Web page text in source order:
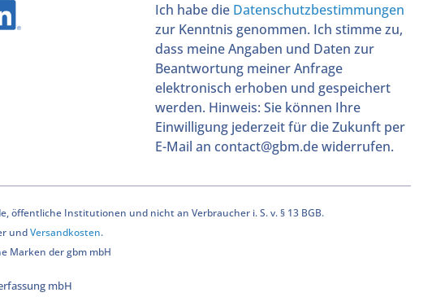
Ich habe die Datenschutzbestimmungen
zur Kenntnis genommen. Ich stimme zu,
dass meine Angaben und Daten zur
Beantwortung meiner Anfrage
elektronisch erhoben und gespeichert
werden. Hinweis: Sie können Ihre
Einwilligung jederzeit für die Zukunft per
E-Mail an contact@gbm.de widerrufen.
Institutionen und nicht an Verbraucher i. S. v. § 13 BGB.
undVersandkosten.
Marken der gbm mbH
mbH